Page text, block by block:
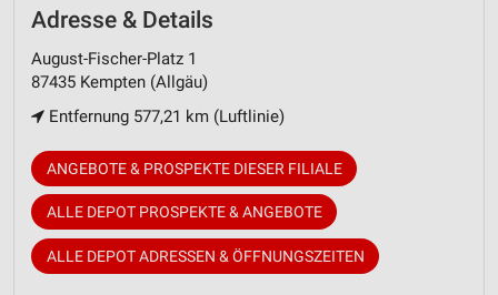
Adresse & Details
August-Fischer-Platz 1
87435 Kempten (Allgäu)
Entfernung 577,21 km (Luftlinie)
ANGEBOTE & PROSPEKTE DIESER FILIALE
ALLE DEPOT PROSPEKTE & ANGEBOTE
ALLE DEPOT ADRESSEN & ÖFFNUNGSZEITEN